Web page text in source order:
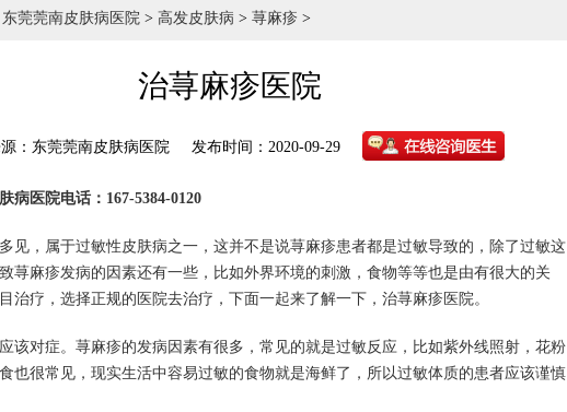
东莞莞南皮肤病医院 > 高发皮肤病 > 荨麻疹 >
治荨麻疹医院
：东莞莞南皮肤病医院 发布时间：2020-09-29
病医院电话：167-5384-0120
见，属于过敏性皮肤病之一，这并不是说荨麻疹患者都是过敏导致的，除了过敏这
荨麻疹发病的因素还有一些，比如外界环境的刺激，食物等等也是由有很大的关
治疗，选择正规的医院去治疗，下面一起来了解一下，治荨麻疹医院。
该对症。荨麻疹的发病因素有很多，常见的就是过敏反应，比如紫外线照射，花粉
也很常见，现实生活中容易过敏的食物就是海鲜了，所以过敏体质的患者应该谨慎